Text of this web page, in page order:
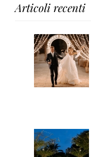
Articoli recenti